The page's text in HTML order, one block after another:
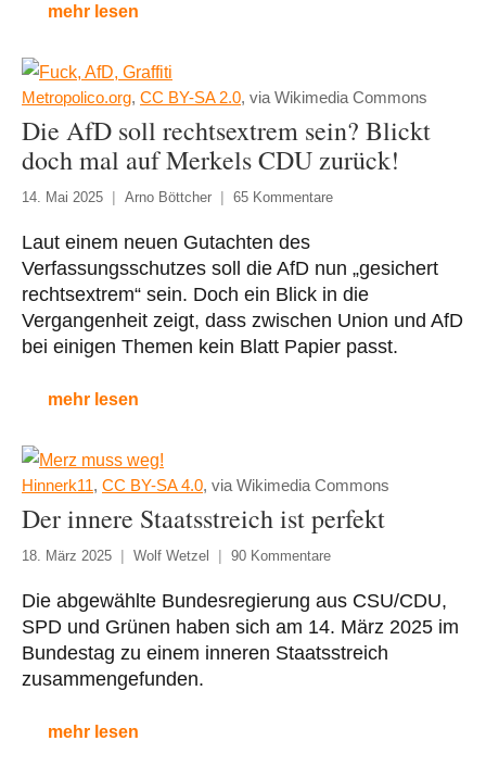
mehr lesen
Metropolico.org, CC BY-SA 2.0, via Wikimedia Commons
Die AfD soll rechtsextrem sein? Blickt
doch mal auf Merkels CDU zurück!
14. Mai 2025 Arno Böttcher 65 Kommentare
Laut einem neuen Gutachten des
Verfassungsschutzes soll die AfD nun „gesichert
rechtsextrem“ sein. Doch ein Blick in die
Vergangenheit zeigt, dass zwischen Union und AfD
bei einigen Themen kein Blatt Papier passt.
mehr lesen
Hinnerk11, CC BY-SA 4.0, via Wikimedia Commons
Der innere Staatsstreich ist perfekt
18. März 2025 Wolf Wetzel 90 Kommentare
Die abgewählte Bundesregierung aus CSU/CDU,
SPD und Grünen haben sich am 14. März 2025 im
Bundestag zu einem inneren Staatsstreich
zusammengefunden.
mehr lesen